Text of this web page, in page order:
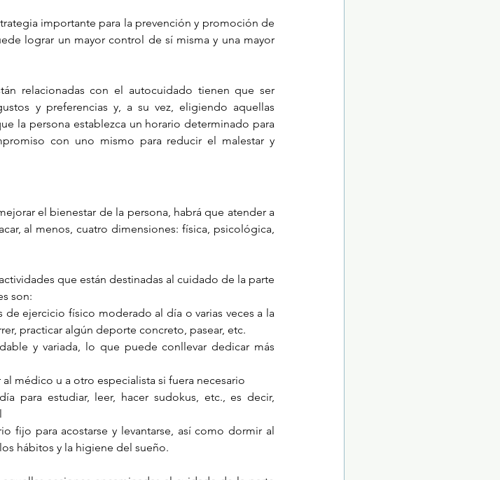
importante para la prevención y promoción de
lograr un mayor control de sí misma y una mayor
relacionadas con el autocuidado tienen que ser
y preferencias y, a su vez, eligiendo aquellas
la persona establezca un horario determinado para
con uno mismo para reducir el malestar y
el bienestar de la persona, habrá que atender a
al menos, cuatro dimensiones: física, psicológica,
que están destinadas al cuidado de la parte
son:
de ejercicio físico moderado al día o varias veces a la
practicar algún deporte concreto, pasear, etc.
y variada, lo que puede conllevar dedicar más
médico u a otro especialista si fuera necesario
para estudiar, leer, hacer sudokus, etc., es decir,
fijo para acostarse y levantarse, así como dormir al
hábitos y la higiene del sueño.